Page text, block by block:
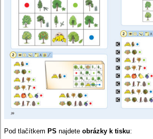
Pod tlačítkem PS najdeteobrázky k tisku: